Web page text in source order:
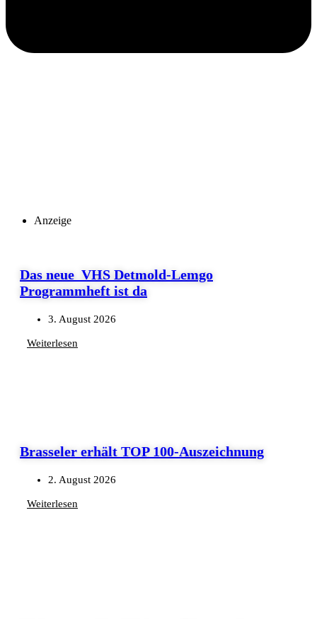
Anzeige
Das neue VHS Detmold-Lemgo
Programmheft ist da
3. August 2026
Weiterlesen
Brasseler erhält TOP 100-Auszeichnung
2. August 2026
Weiterlesen